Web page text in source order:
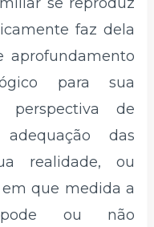
faz dela
aprofundamento
para sua
perspectiva de
das
realidade, ou
que medida a
pode ou não